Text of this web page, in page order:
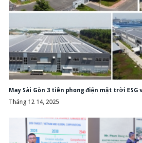
May Sài Gòn 3 tiên phong điện mặt trời ESG
Tháng 12 14, 2025